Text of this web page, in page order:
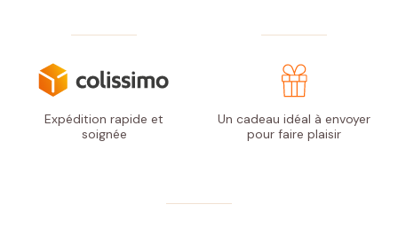
Expédition rapide et
soignée
Un cadeau idéal à envoyer
pour faire plaisir